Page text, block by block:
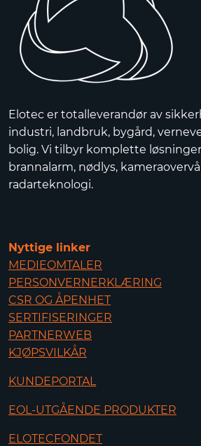
Elotec er totalleverandør av
industri, landbruk, bygård,
bolig. Vi tilbyr komplette
brannalarm, nødlys,
radarteknologi.
Nyttige linker
MEDIEOMTALER
PERSONVERNERKLÆRING
CSR OG ÅPENHET
SERTIFISERINGER
PARTNERWEB
KJØPSVILKÅR
KUNDEPORTAL
EOL-UTGÅENDE PRODUKTER
ELOTECFONDET